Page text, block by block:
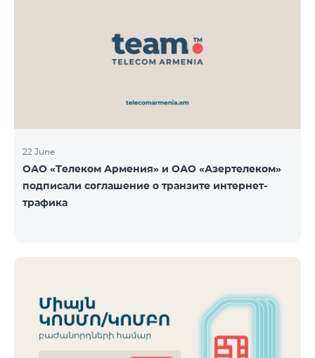
22 June
ОАО «Телеком Армения» и ОАО «Азертелеком»
подписали соглашение о транзите интернет-
трафика